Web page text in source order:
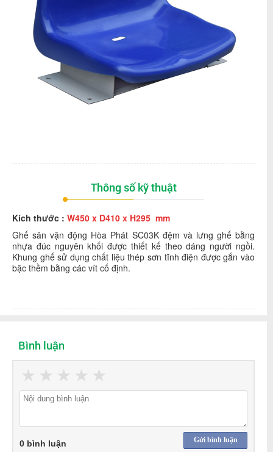
Thông số kỹ thuật
Kích thước : W450 x D410 x H295 mm
Ghế sân vận động Hòa Phát SC03K đệm và lưng ghế bằng
nhựa đúc nguyên khối được thiết kế theo dáng người ngồi.
Khung ghế sử dụng chất liệu thép sơn tĩnh điện được gắn vào
bậc thềm bằng các vít cố định.
Bình luận
★
★
★
★
★
Gửi bình luận
0 bình luận